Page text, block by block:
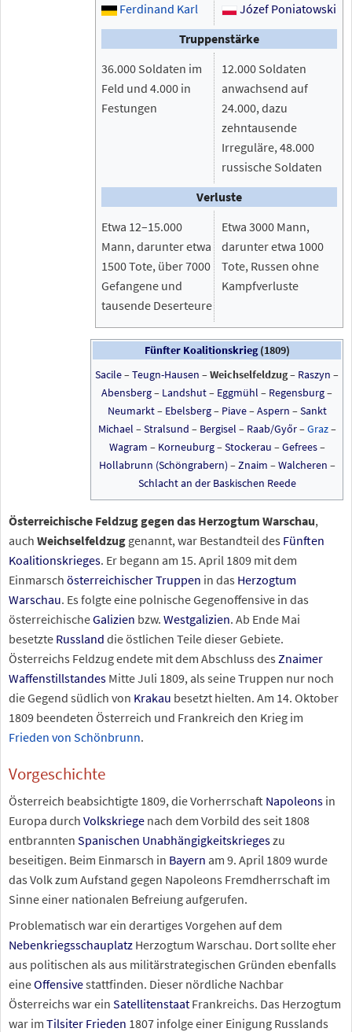
Ferdinand Karl
Józef Poniatowski
Truppenstärke
36.000 Soldaten im
Feld und 4.000 in
Festungen
12.000 Soldaten
anwachsend auf
24.000, dazu
zehntausende
Irreguläre, 48.000
russische Soldaten
Verluste
Etwa 12–15.000
Mann, darunter etwa
1500 Tote, über 7000
Gefangene und
tausende Deserteure
Etwa 3000 Mann,
darunter etwa 1000
Tote, Russen ohne
Kampfverluste
Fünfter Koalitionskrieg(1809)
Sacile–Teugn-Hausen –Weichselfeldzug– Raszyn –
Abensberg– Landshut– Eggmühl – Regensburg–
Neumarkt– Ebelsberg– Piave–Aspern –Sankt
Michael –Stralsund – Bergisel – Raab/Győr–Graz–
Wagram – Korneuburg–Stockerau –Gefrees–
Hollabrunn (Schöngrabern) –Znaim –Walcheren –
Schlacht an der Baskischen Reede
Österreichische Feldzug gegen das Herzogtum Warschau,
auch Weichselfeldzug genannt, war Bestandteil des Fünften
Koalitionskrieges. Er begann am 15. April 1809 mit dem
Einmarsch österreichischer Truppen in das Herzogtum
Warschau. Es folgte eine polnische Gegenoffensive in das
österreichischeGalizien bzw. Westgalizien. Ab Ende Mai
besetzte Russland die östlichen Teile dieser Gebiete.
Österreichs Feldzug endete mit dem Abschluss des Znaimer
Waffenstillstandes Mitte Juli 1809, als seine Truppen nur noch
die Gegend südlich von Krakau besetzt hielten. Am 14. Oktober
1809 beendeten Österreich und Frankreich den Krieg im
Frieden von Schönbrunn.
Vorgeschichte
Österreich beabsichtigte 1809, die Vorherrschaft Napoleons in
Europa durch Volkskriege nach dem Vorbild des seit 1808
entbrannten Spanischen Unabhängigkeitskriegeszu
beseitigen. Beim Einmarsch in Bayern am 9. April 1809 wurde
das Volk zum Aufstand gegen Napoleons Fremdherrschaft im
Sinne einer nationalen Befreiung aufgerufen.
Problematisch war ein derartiges Vorgehen auf dem
Nebenkriegsschauplatz Herzogtum Warschau. Dort sollte eher
aus politischen als aus militärstrategischen Gründen ebenfalls
eineOffensivestattfinden. Dieser nördliche Nachbar
Österreichs war ein Satellitenstaat Frankreichs. Das Herzogtum
war im Tilsiter Frieden 1807 infolge einer Einigung Russlands